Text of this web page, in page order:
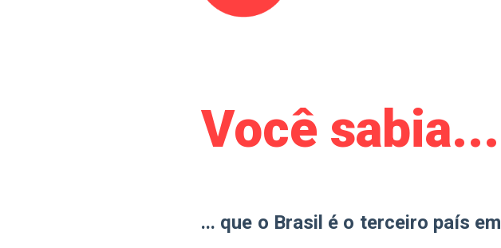
Você sabia...
... que o Brasil é o terceiro país em